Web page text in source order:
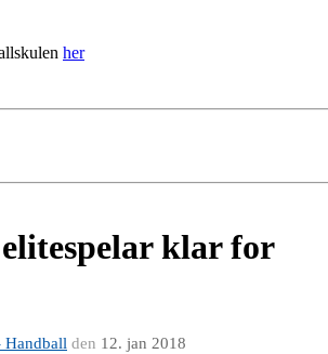
her
klar for
Handball den 12. jan 2018